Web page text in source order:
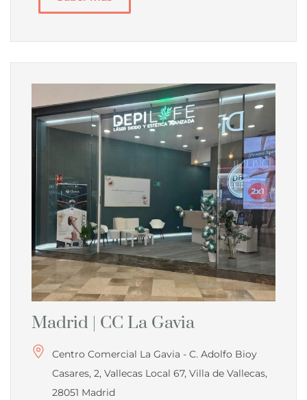
Madrid | CC La Gavia
Centro Comercial La Gavia - C. Adolfo Bioy
Casares, 2, Vallecas Local 67, Villa de Vallecas,
28051 Madrid